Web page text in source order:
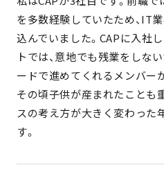
を多数経験していたため、IT
込んでいました。CAPに入社
トでは、意地でも残業をしな
ードで進めてくれるメンバー
その頃子供が産まれたことも
スの考え方が大きく変わった
す。